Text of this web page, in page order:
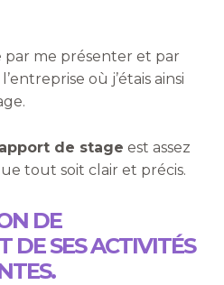
par me présenter et par
où j’étais ainsi
de stage est assez
tout soit clair et précis.
DE
DE SES ACTIVITÉS